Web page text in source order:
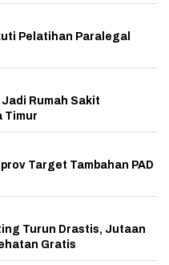
Pelatihan Paralegal
Jadi Rumah Sakit
Timur
Target Tambahan PAD
Turun Drastis, Jutaan
Gratis